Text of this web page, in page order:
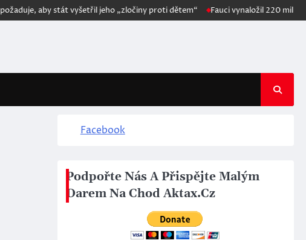
aby stát vyšetřil jeho „zločiny proti dětem“ Fauci vynaložil 220
Facebook
Podpořte Nás A Přispějte Malým
Darem Na Chod Aktax.Cz